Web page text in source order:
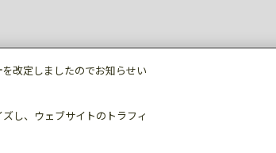
改定しましたのでお知らせい
し、ウェブサイトのトラフィ